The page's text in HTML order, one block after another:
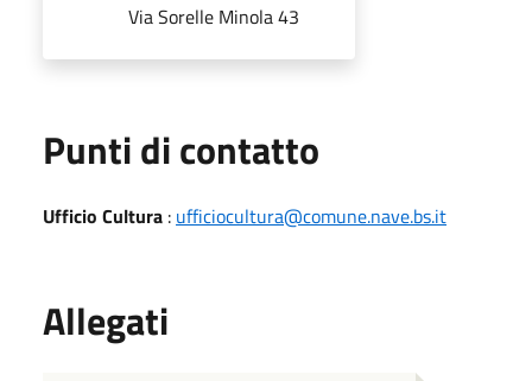
Via Sorelle Minola 43
Punti di contatto
Ufficio Cultura : ufficiocultura@comune.nave.bs.it
Allegati